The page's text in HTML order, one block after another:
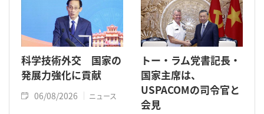
科学技術外交 国家の
発展力強化に貢献
06/08/2026 ニュース
トー・ラム党書記長・
国家主席は、
USPACOMの司令官と
会見